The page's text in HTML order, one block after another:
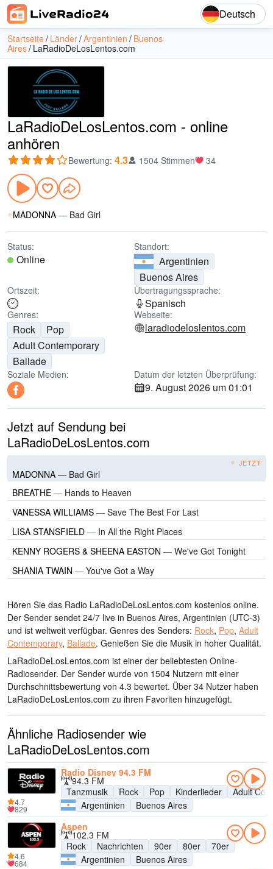
Deutsch
Startseite Länder Argentinien Buenos
Aires LaRadioDeLosLentos.com
LaRadioDeLosLentos.com - online
anhören
Bewertung: 4.3 1504 Stimmen 34
MADONNA — Bad Girl
Status:
Online
Standort:
Argentinien
Buenos Aires
Ortszeit: Übertragungssprache:
Spanisch
Genres:
Rock
Pop
Adult Contemporary
Ballade
Webseite:
laradiodeloslentos.com
Soziale Medien: Datum der letzten Überprüfung:
9. August 2026 um 01:01
Jetzt auf Sendung bei
LaRadioDeLosLentos.com
JETZT
MADONNA — Bad Girl
BREATHE — Hands to Heaven
VANESSA WILLIAMS — Save The Best For Last
LISA STANSFIELD — In All the Right Places
KENNY ROGERS & SHEENA EASTON — We've Got Tonight
SHANIA TWAIN — You've Got a Way
Hören Sie das Radio LaRadioDeLosLentos.com kostenlos online.
Der Sender sendet 24/7 live in Buenos Aires, Argentinien (UTC-3)
und ist weltweit verfügbar. Genres des Senders: Rock, Pop, Adult
Contemporary, Ballade. Genießen Sie die Musik in hoher Qualität.
LaRadioDeLosLentos.com ist einer der beliebtesten Online-
Radiosender. Der Sender wurde von 1504 Nutzern mit einer
Durchschnittsbewertung von 4.3 bewertet. Über 34 Nutzer haben
LaRadioDeLosLentos.com zu ihren Favoriten hinzugefügt.
Ähnliche Radiosender wie
LaRadioDeLosLentos.com
Radio Disney 94.3 FM
94.3 FM
Tanzmusik
Rock Pop Kinderlieder
Adult
Argentinien
Buenos Aires
4.7
829
Aspen
102.3 FM
Rock
Nachrichten 90er 80er
70er
Argentinien
Buenos Aires
4.6
684